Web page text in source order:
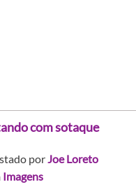
com sotaque
porJoe Loreto
Imagens